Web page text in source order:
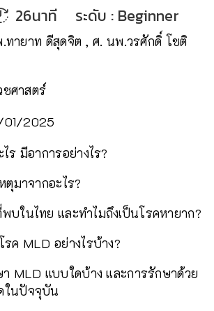
26นาที ระดับ : Beginner
ทายาท ดีสุดจิต , ศ. นพ.วรศักดิ์ โชติ
ชศาสตร์
01/2025
ร มีอาการอย่างไร?
ตุมาจากอะไร?
ในไทย และทำไมถึงเป็นโรคหายาก?
ค MLD อย่างไรบ้าง?
MLD แบบใดบ้าง และการรักษาด้วย
ในปัจจุบัน